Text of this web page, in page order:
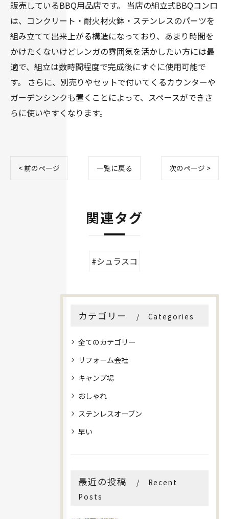
販売しているBBQ用品店です。 当店の組立式BBQコンロ
は、コンクリート・耐火材火鉢・ステンレスのパーツを
組み立てて出来上がる構造になっており、あまり時間を
かけたくないけどレンガの雰囲気を活かしたい方には最
適で、組立は数時間程度で完成後にすぐに使用可能で
す。 さらに、別売りやセットで付いてくるカウンターや
ガーデンシンクも置くことによって、スペースができさ
らに使いやすくなります。
< 前のページ 一覧に戻る 次のページ >
関連タグ
#シュラスコ
カテゴリー Categories
全てのカテゴリー
リフォーム会社
キャンプ場
おしゃれ
ステンレスオーブン
早い
最近の投稿
Recent
Posts